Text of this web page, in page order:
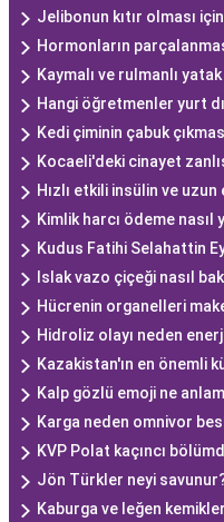
Jelibonun kıtır olması
Hormonların
Kaymalı ve rulmanlı
Hangi öğretmenler yurt
Kedi çiminin çabuk
Kocaeli'deki cinayet
Hızlı etkili insülin ve
Kimlik harcı ödeme nasıl
Kudus Fatihi Selahattin
Islak vazo çiçeği nasıl
Hücrenin organelleri
Hidroliz olayı neden
Kazakistan'ın en önemli
Kalp gözlü emoji ne
Karga neden omnivor
KVP Polat kaçıncı
Jön Türkler neyi
Kaburga ve leğen